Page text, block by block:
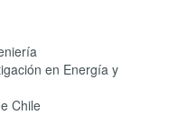
en Energía y
Chile